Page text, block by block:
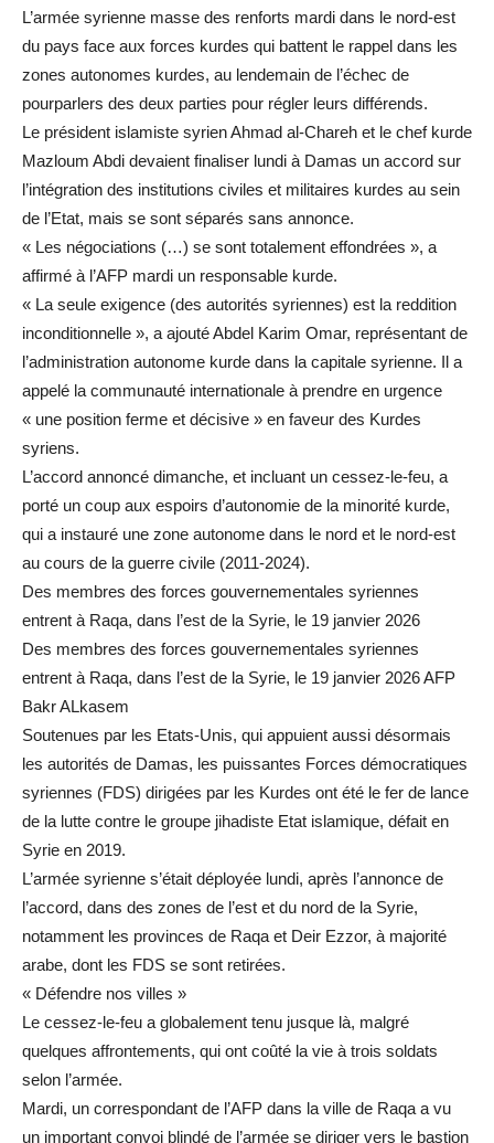
L’armée syrienne masse des renforts mardi dans le nord-est
du pays face aux forces kurdes qui battent le rappel dans les
zones autonomes kurdes, au lendemain de l’échec de
pourparlers des deux parties pour régler leurs différends.
Le président islamiste syrien Ahmad al-Chareh et le chef kurde
Mazloum Abdi devaient finaliser lundi à Damas un accord sur
l’intégration des institutions civiles et militaires kurdes au sein
de l’Etat, mais se sont séparés sans annonce.
« Les négociations (…) se sont totalement effondrées », a
affirmé à l’AFP mardi un responsable kurde.
« La seule exigence (des autorités syriennes) est la reddition
inconditionnelle », a ajouté Abdel Karim Omar, représentant de
l’administration autonome kurde dans la capitale syrienne. Il a
appelé la communauté internationale à prendre en urgence
« une position ferme et décisive » en faveur des Kurdes
syriens.
L’accord annoncé dimanche, et incluant un cessez-le-feu, a
porté un coup aux espoirs d’autonomie de la minorité kurde,
qui a instauré une zone autonome dans le nord et le nord-est
au cours de la guerre civile (2011-2024).
Des membres des forces gouvernementales syriennes
entrent à Raqa, dans l’est de la Syrie, le 19 janvier 2026
Des membres des forces gouvernementales syriennes
entrent à Raqa, dans l’est de la Syrie, le 19 janvier 2026 AFP
Bakr ALkasem
Soutenues par les Etats-Unis, qui appuient aussi désormais
les autorités de Damas, les puissantes Forces démocratiques
syriennes (FDS) dirigées par les Kurdes ont été le fer de lance
de la lutte contre le groupe jihadiste Etat islamique, défait en
Syrie en 2019.
L’armée syrienne s’était déployée lundi, après l’annonce de
l’accord, dans des zones de l’est et du nord de la Syrie,
notamment les provinces de Raqa et Deir Ezzor, à majorité
arabe, dont les FDS se sont retirées.
« Défendre nos villes »
Le cessez-le-feu a globalement tenu jusque là, malgré
quelques affrontements, qui ont coûté la vie à trois soldats
selon l’armée.
Mardi, un correspondant de l’AFP dans la ville de Raqa a vu
un important convoi blindé de l’armée se diriger vers le bastion